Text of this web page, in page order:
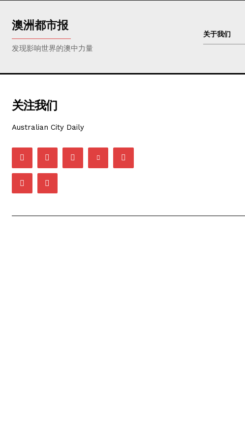
澳洲都市报
发现影响世界的澳中力量
关于我们
关注我们
Australian City Daily